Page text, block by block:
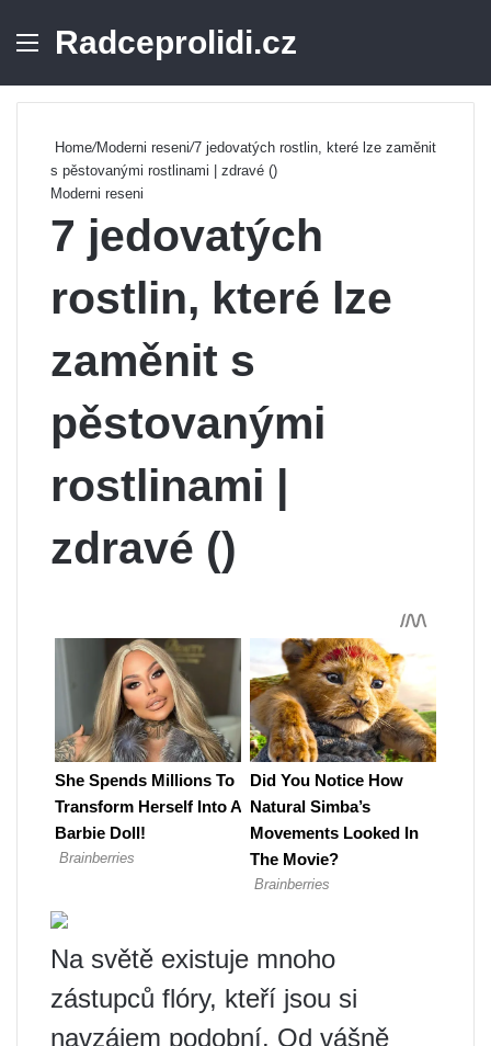
Menu
Radceprolidi.cz
Home/Moderni reseni/7 jedovatých rostlin, které lze zaměnit
s pěstovanými rostlinami | zdravé ()
Moderni reseni
7 jedovatých
rostlin, které lze
zaměnit s
pěstovanými
rostlinami |
zdravé ()
Na světě existuje mnoho
zástupců flóry, kteří jsou si
navzájem podobní. Od vášně